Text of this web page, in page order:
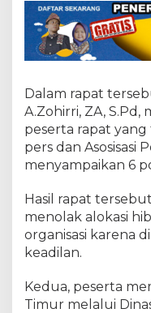
Dalam rapat
A.Zohirri, ZA,
peserta rapat
pers dan Asosisasi
menyampaikan 6
Hasil rapat
menolak alokasi
organisasi karena
keadilan.
Kedua, peserta
Timur melalui